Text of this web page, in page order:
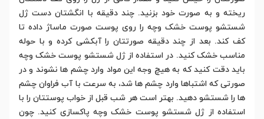
ریخته و به صورت خود بزنید. چند دقیقه با انگشتان دست ژل
شستشو پوست خشک وچه را روی پوست صورت ماساژ داده تا
کف کند. بعد از چند دقیقه صورتتان را آبکشی کرده و با حوله
مناسب خشک کنید. در استفاده از ژل شستشو پوست خشک وچه
باید دقت کنید که به هیچ وجه این مواد وارد چشم ها نشوند و در
صورتی که اشتباها وارد چشم ها شد، به سرعت با آب فراوان چشم
ها را شستشو دهید. بهتر است هر شب قبل از خواب پوستتان را با
استفاده از ژل شستشو پوست خشک وچه پاکسازی کنید. چون